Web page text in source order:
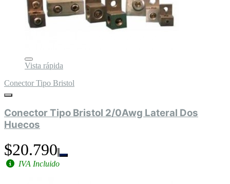
Vista rápida
Conector Tipo Bristol
Conector Tipo Bristol 2/0Awg Lateral Dos
Huecos
$20.790
IVA Incluido